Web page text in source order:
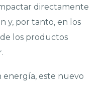
directamente
y, por tanto, en los
los productos
energía, este nuevo